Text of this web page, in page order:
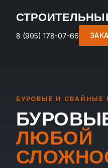
8 (905) 178-07-66
БУРОВЫЕ И СВАЙНЫЕ
ЛЮБОЙ